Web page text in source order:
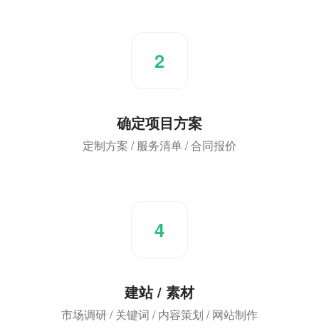
2
确定项目方案
定制方案 / 服务清单 / 合同报价
4
建站 / 素材
市场调研 / 关键词 / 内容策划 / 网站制作